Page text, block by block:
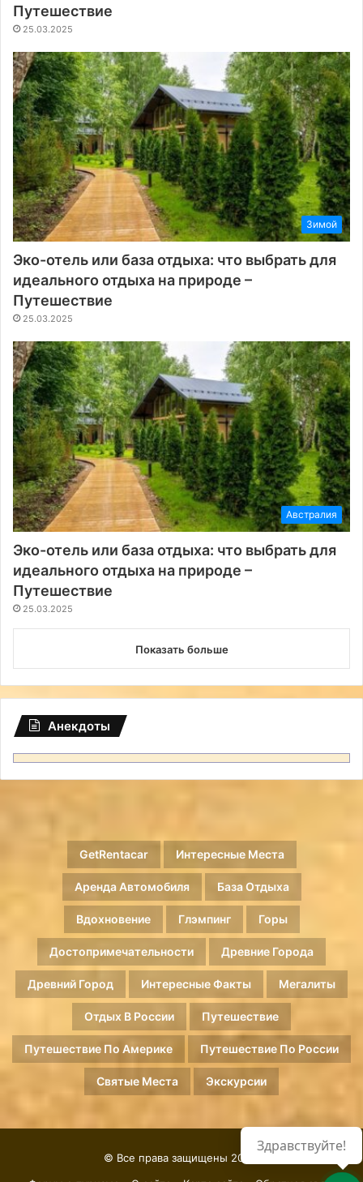
Путешествие
25.03.2025
Зимой
Эко-отель или база отдыха: что выбрать для
идеального отдыха на природе –
Путешествие
25.03.2025
Австралия
Эко-отель или база отдыха: что выбрать для
идеального отдыха на природе –
Путешествие
25.03.2025
Показать больше
Анекдоты
GetRentacar Интересные Места
Аренда Автомобиля База Отдыха
Вдохновение Глэмпинг Горы
Достопримечательности Древние Города
Древний Город Интересные Факты Мегалиты
Отдых В России Путешествие
Путешествие По Америке Путешествие По России
Святые Места Экскурсии
© Все права защищены 2026.
Здравствуйте!